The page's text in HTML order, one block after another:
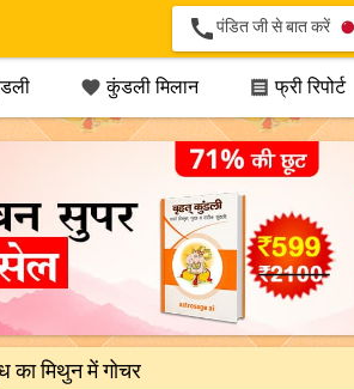
callपंडित जी से बात करें
 कुंडली मिलान  फ्री रिपोर्ट
का मिथुन में गोचर